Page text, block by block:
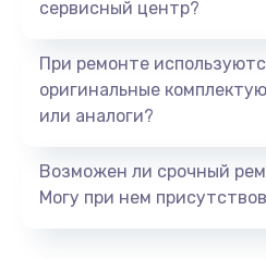
сервисный центр?
При ремонте
оригинальные
или аналоги?
Возможен ли срочный
Могу при нем